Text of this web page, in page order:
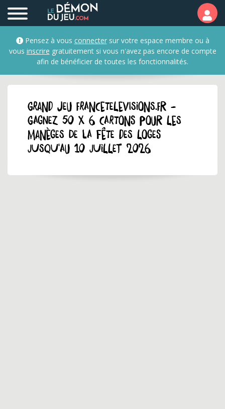
Pensez à vous connectersur votre espace membre ou à
vous inscrire gratuitement si vous n'avez pas encore de compte
afin de bénéficier de toutes les fonctionnalités.
GRAND JEU francetelevisions.fr -
Gagnez 50 x 6 cartons pour les
manèges de la Fête des Loges
jusqu'au 10 juillet 2026